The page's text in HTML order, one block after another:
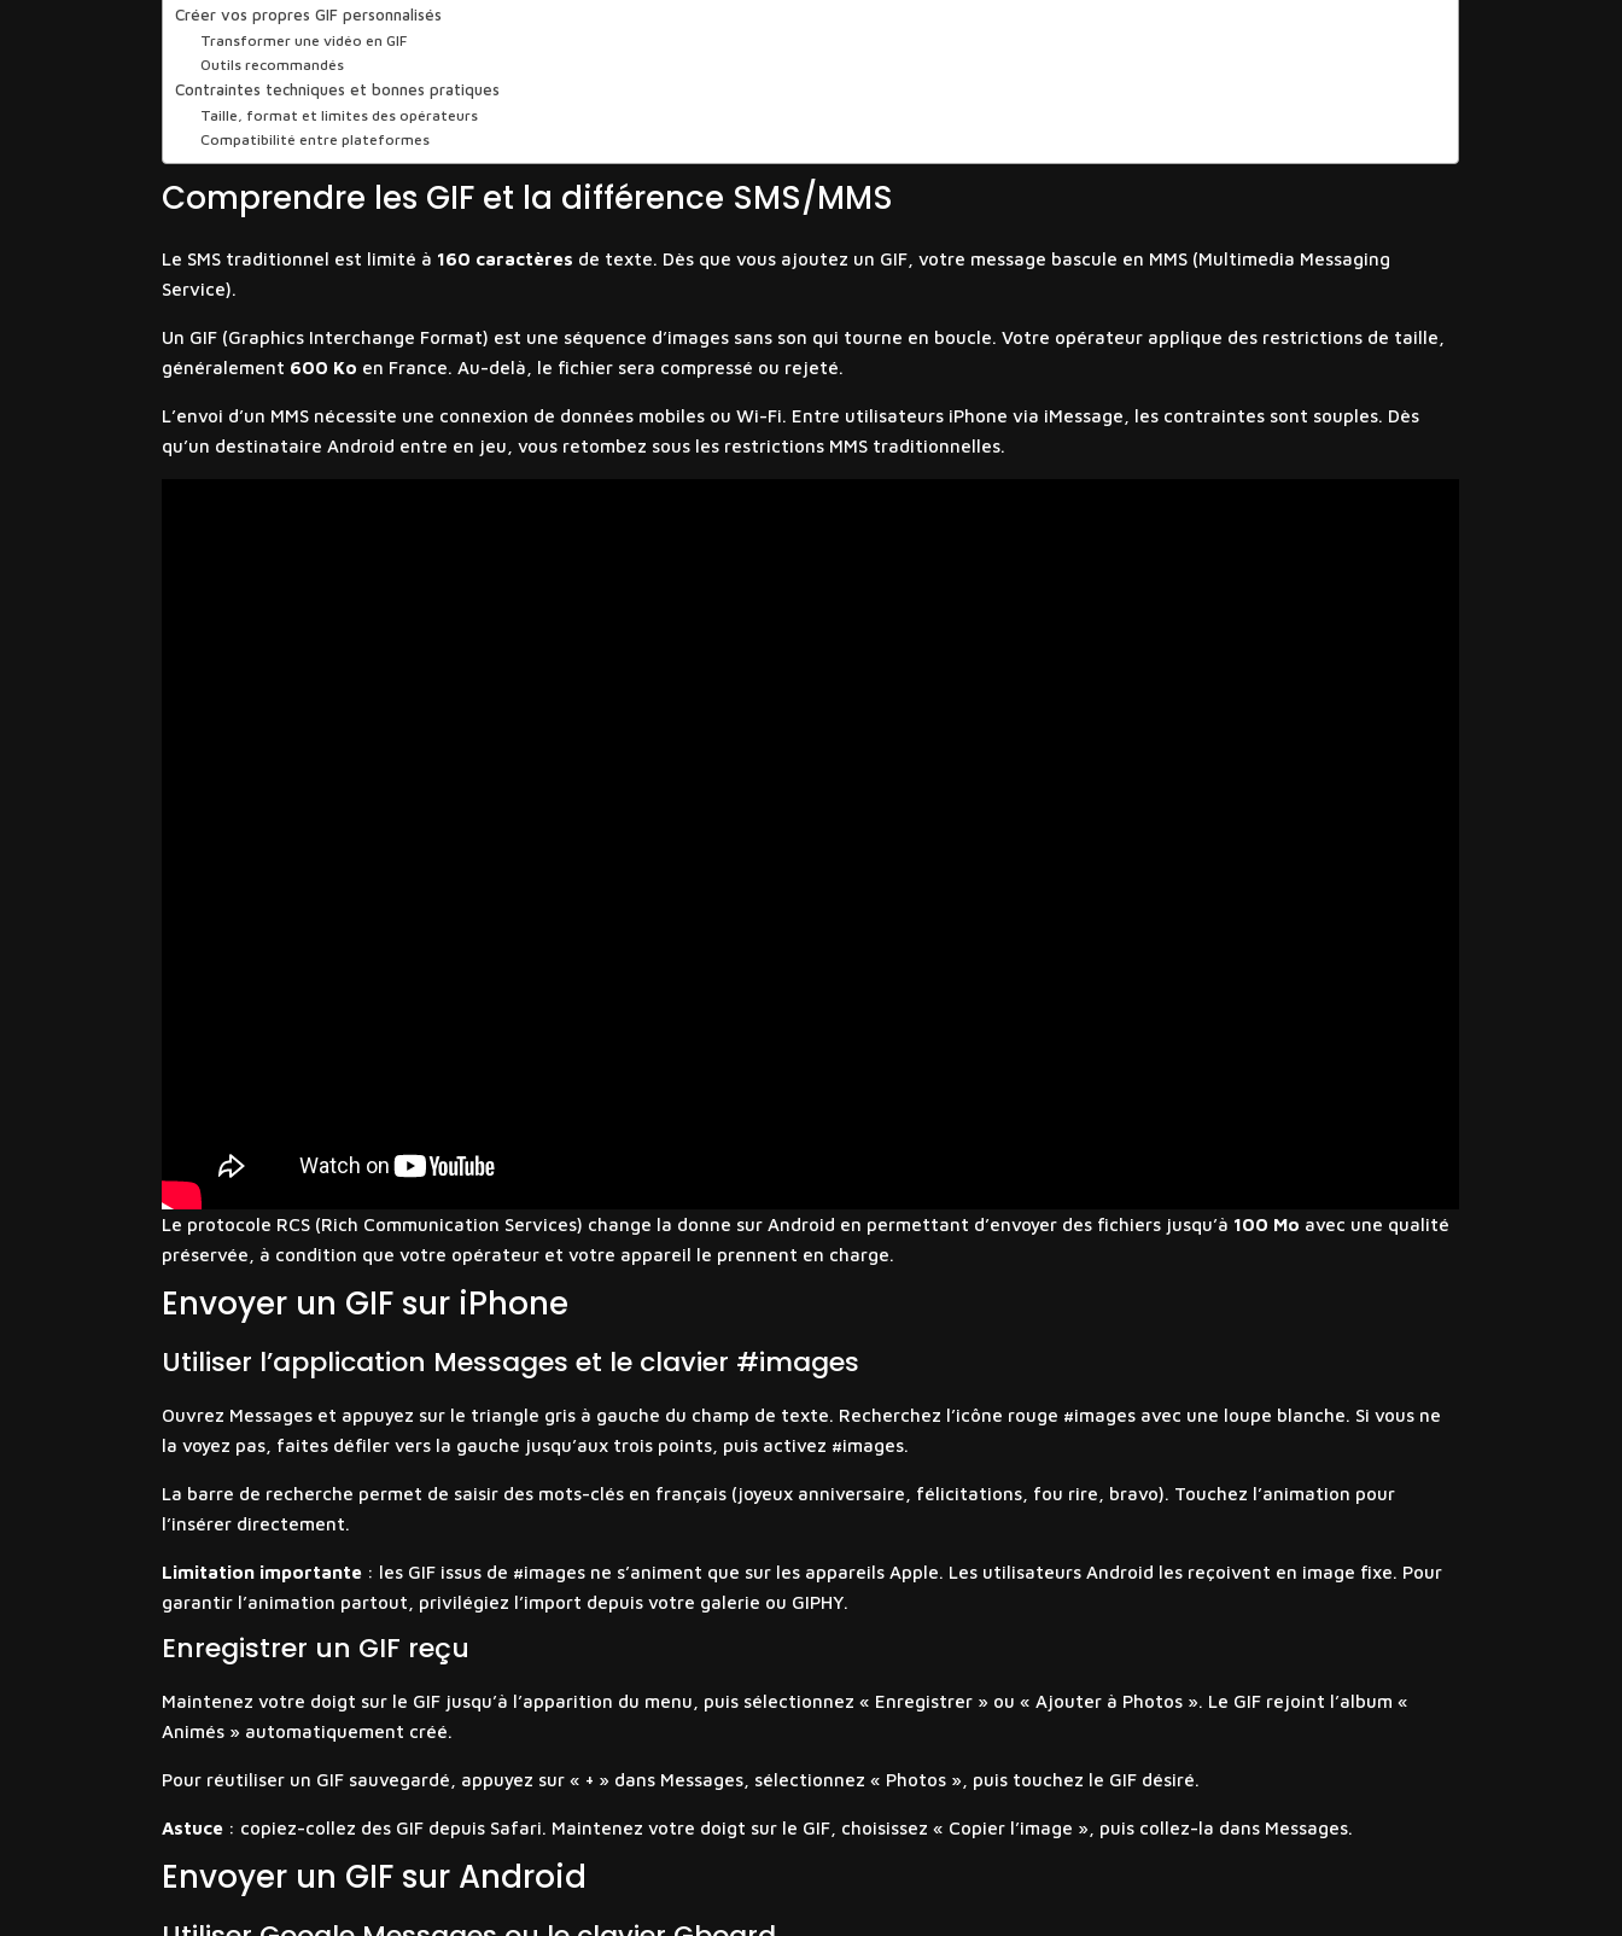
Créer vos propres GIF personnalisés
Transformer une vidéo en GIF
Outils recommandés
Contraintes techniques et bonnes pratiques
Taille, format et limites des opérateurs
Compatibilité entre plateformes
Comprendre les GIF et la différence SMS/MMS
Le SMS traditionnel est limité à 160 caractères de texte. Dès que vous ajoutez un GIF, votre message bascule en MMS (Multimedia Messaging
Service).
Un GIF (Graphics Interchange Format) est une séquence d’images sans son qui tourne en boucle. Votre opérateur applique des restrictions de taille,
généralement 600 Ko en France. Au-delà, le fichier sera compressé ou rejeté.
L’envoi d’un MMS nécessite une connexion de données mobiles ou Wi-Fi. Entre utilisateurs iPhone via iMessage, les contraintes sont souples. Dès
qu’un destinataire Android entre en jeu, vous retombez sous les restrictions MMS traditionnelles.
Le protocole RCS (Rich Communication Services) change la donne sur Android en permettant d’envoyer des fichiers jusqu’à 100 Mo avec une qualité
préservée, à condition que votre opérateur et votre appareil le prennent en charge.
Envoyer un GIF sur iPhone
Utiliser l’application Messages et le clavier #images
Ouvrez Messages et appuyez sur le triangle gris à gauche du champ de texte. Recherchez l’icône rouge #images avec une loupe blanche. Si vous ne
la voyez pas, faites défiler vers la gauche jusqu’aux trois points, puis activez #images.
La barre de recherche permet de saisir des mots-clés en français (joyeux anniversaire, félicitations, fou rire, bravo). Touchez l’animation pour
l’insérer directement.
Limitation importante : les GIF issus de #images ne s’animent que sur les appareils Apple. Les utilisateurs Android les reçoivent en image fixe. Pour
garantir l’animation partout, privilégiez l’import depuis votre galerie ou GIPHY.
Enregistrer un GIF reçu
Maintenez votre doigt sur le GIF jusqu’à l’apparition du menu, puis sélectionnez « Enregistrer » ou « Ajouter à Photos ». Le GIF rejoint l’album «
Animés » automatiquement créé.
Pour réutiliser un GIF sauvegardé, appuyez sur « + » dans Messages, sélectionnez « Photos », puis touchez le GIF désiré.
Astuce : copiez-collez des GIF depuis Safari. Maintenez votre doigt sur le GIF, choisissez « Copier l’image », puis collez-la dans Messages.
Envoyer un GIF sur Android